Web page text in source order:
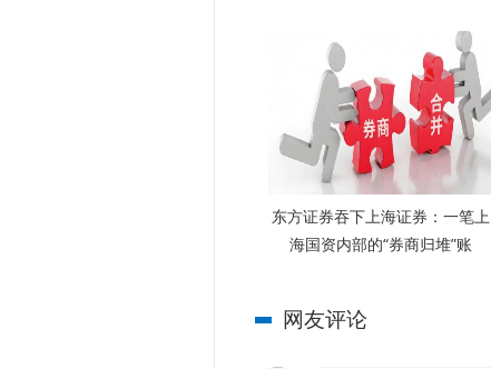
东方证券吞下上海证券：一笔上
海国资内部的“券商归堆”账
网友评论